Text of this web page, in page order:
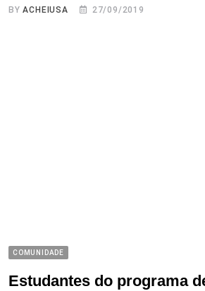
BYACHEIUSA 27/09/2019
COMUNIDADE
Estudantes do programa